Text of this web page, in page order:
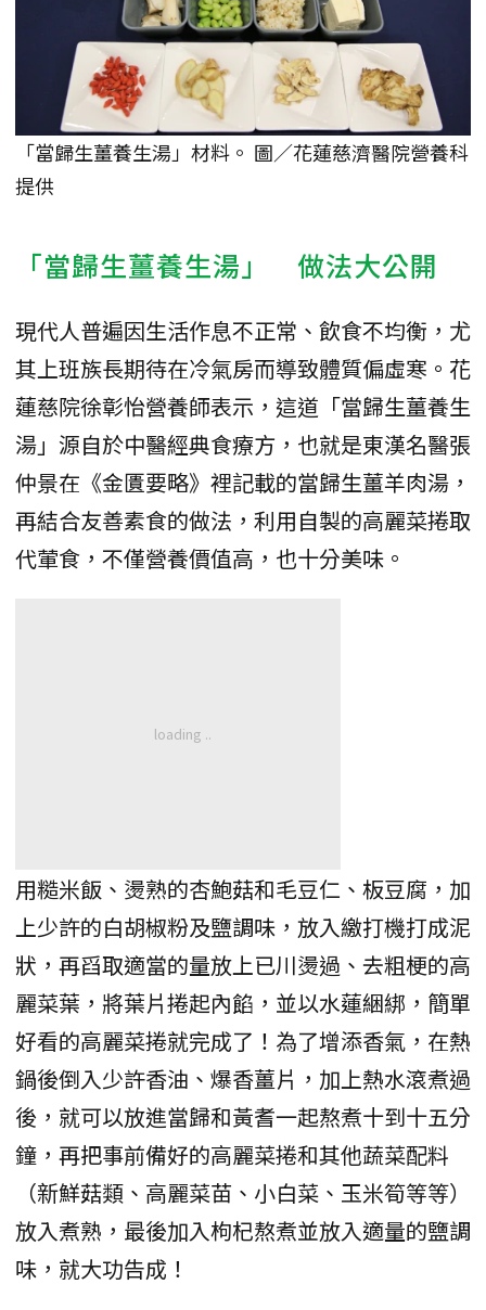
「當歸生薑養生湯」材料。 圖／花蓮慈濟醫院營養科
提供
「當歸生薑養生湯」 做法大公開
現代人普遍因生活作息不正常、飲食不均衡，尤
其上班族長期待在冷氣房而導致體質偏虛寒。花
蓮慈院徐彰怡營養師表示，這道「當歸生薑養生
湯」源自於中醫經典食療方，也就是東漢名醫張
仲景在《金匱要略》裡記載的當歸生薑羊肉湯，
再結合友善素食的做法，利用自製的高麗菜捲取
代葷食，不僅營養價值高，也十分美味。
用糙米飯、燙熟的杏鮑菇和毛豆仁、板豆腐，加
上少許的白胡椒粉及鹽調味，放入繳打機打成泥
狀，再舀取適當的量放上已川燙過、去粗梗的高
麗菜葉，將葉片捲起內餡，並以水蓮綑綁，簡單
好看的高麗菜捲就完成了！為了增添香氣，在熱
鍋後倒入少許香油、爆香薑片，加上熱水滾煮過
後，就可以放進當歸和黃耆一起熬煮十到十五分
鐘，再把事前備好的高麗菜捲和其他蔬菜配料
（新鮮菇類、高麗菜苗、小白菜、玉米筍等等）
放入煮熟，最後加入枸杞熬煮並放入適量的鹽調
味，就大功告成！